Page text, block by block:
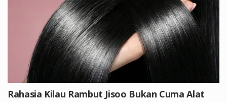
Rahasia Kilau Rambut Jisoo Bukan Cuma Alat